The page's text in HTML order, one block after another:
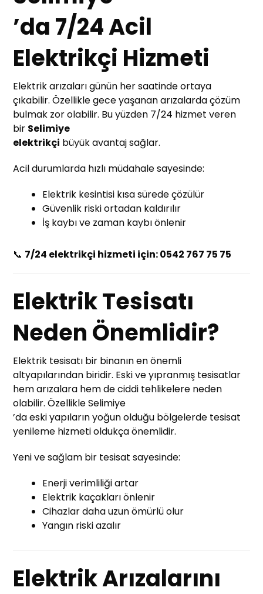
’da 7/24 Acil
Elektrikçi Hizmeti
Elektrik arızaları günün her saatinde ortaya
çıkabilir. Özellikle gece yaşanan arızalarda çözüm
bulmak zor olabilir. Bu yüzden 7/24 hizmet veren
bir Selimiye
elektrikçi büyük avantaj sağlar.
Acil durumlarda hızlı müdahale sayesinde:
Elektrik kesintisi kısa sürede çözülür
Güvenlik riski ortadan kaldırılır
İş kaybı ve zaman kaybı önlenir
📞 7/24 elektrikçi hizmeti için: 0542 767 75 75
Elektrik Tesisatı
Neden Önemlidir?
Elektrik tesisatı bir binanın en önemli
altyapılarından biridir. Eski ve yıpranmış tesisatlar
hem arızalara hem de ciddi tehlikelere neden
olabilir. Özellikle Selimiye
’da eski yapıların yoğun olduğu bölgelerde tesisat
yenileme hizmeti oldukça önemlidir.
Yeni ve sağlam bir tesisat sayesinde:
Enerji verimliliği artar
Elektrik kaçakları önlenir
Cihazlar daha uzun ömürlü olur
Yangın riski azalır
Elektrik Arızalarını